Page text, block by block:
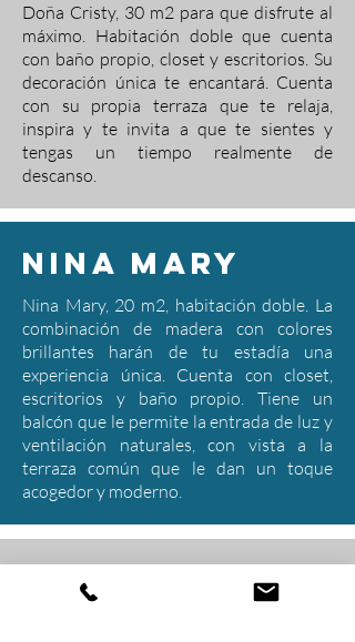
Doña Cristy, 30 m2 para que disfrute al
máximo. Habitación doble que cuenta
con baño propio, closet y escritorios. Su
decoración única te encantará. Cuenta
con su propia terraza que te relaja,
inspira y te invita a que te sientes y
tengas un tiempo realmente de
descanso.
nina mary
Nina Mary, 20 m2, habitación doble. La
combinación de madera con colores
brillantes harán de tu estadía una
experiencia única. Cuenta con closet,
escritorios y baño propio. Tiene un
balcón que le permite la entrada de luz y
ventilación naturales, con vista a la
terraza común que le dan un toque
acogedor y moderno.
Don carlitos